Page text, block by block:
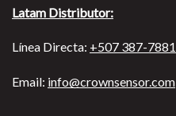
Latam Distributor:
Línea Directa: +507 387-7881
Email: info@crownsensor.com